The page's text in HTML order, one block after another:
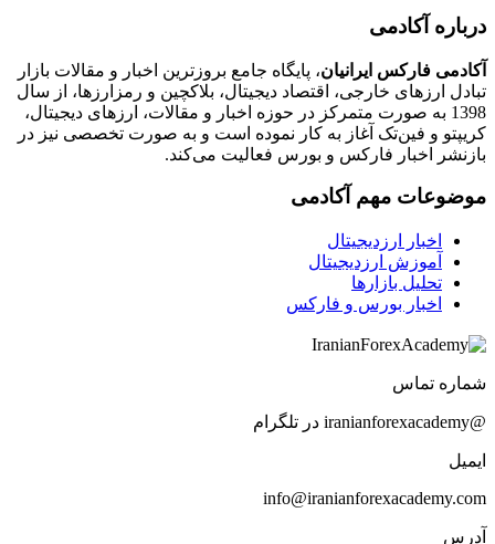
درباره آکادمی
آکادمی فارکس ایرانیان، پایگاه جامع بروزترین اخبار و مقالات بازار
تبادل ارزهای خارجی، اقتصاد دیجیتال، بلاکچین و رمزارزها، از سال
1398 به صورت متمرکز در حوزه اخبار و مقالات، ارزهای‌ دیجیتال،
کریپتو و فین‌تک آغاز به کار نموده است و به صورت تخصصی نیز در
بازنشر اخبار فارکس و بورس فعالیت می‌کند.
موضوعات مهم آکادمی
اخبار ارزدیجیتال
آموزش ارزدیجیتال
تحلیل بازارها
اخبار بورس و فارکس
شماره تماس
@iranianforexacademy در تلگرام
ایمیل
info@iranianforexacademy.com
آدرس